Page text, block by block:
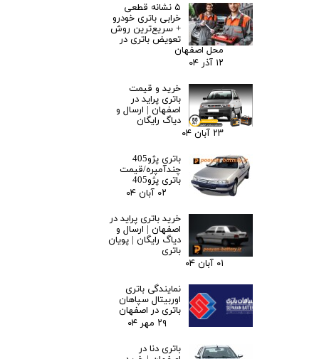
۵ نشانه قطعی
خرابی باتری خودرو
+ سریع‌ترین روش
تعویض باتری در
محل اصفهان
۱۲ آذر ۰۴
خرید و قیمت
باتری پراید در
اصفهان | ارسال و
دیاگ رایگان
۲۳ آبان ۰۴
باتری پژو405
چندآمپره/قیمت
باتری پژو405
۰۲ آبان ۰۴
خرید باتری پراید در
اصفهان | ارسال و
دیاگ رایگان | پویان
باتری
۰۱ آبان ۰۴
نمایندگی باتری
اوربیتال سپاهان
باتری در اصفهان
۲۹ مهر ۰۴
باتری دنا در